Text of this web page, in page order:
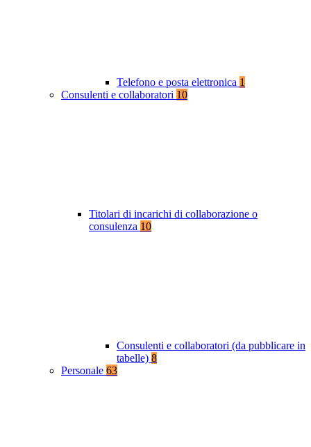
Telefono e posta elettronica 1
Consulenti e collaboratori 10
Titolari di incarichi di collaborazione o
consulenza 10
Consulenti e collaboratori (da pubblicare in
tabelle) 8
Personale 63